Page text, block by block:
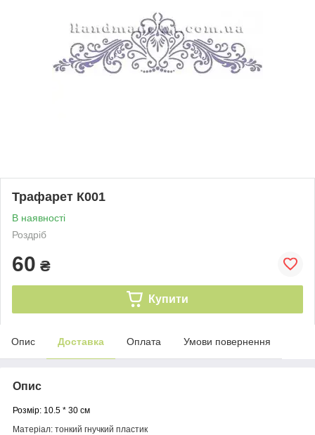
Трафарет К001
В наявності
Роздріб
60 ₴
Купити
Опис Доставка Оплата Умови повернення
Опис
Розмір: 10.5 * 30 см
Матеріал: тонкий гнучкий пластик